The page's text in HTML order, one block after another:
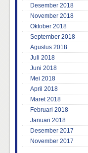
Desember 2018
November 2018
Oktober 2018
September 2018
Agustus 2018
Juli 2018
Juni 2018
Mei 2018
April 2018
Maret 2018
Februari 2018
Januari 2018
Desember 2017
November 2017